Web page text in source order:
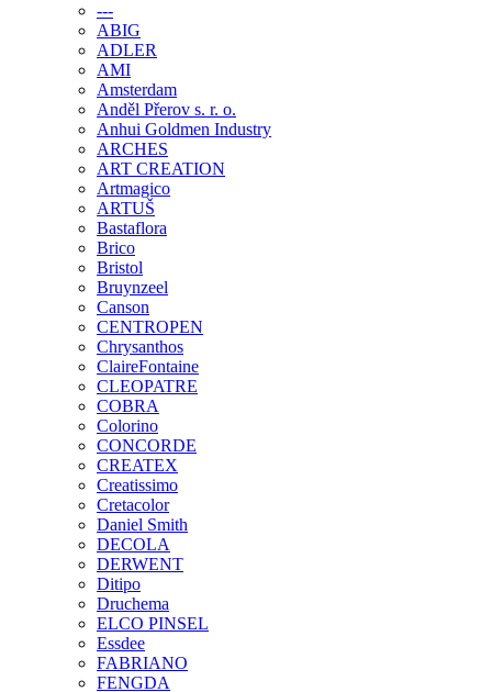
---
ABIG
ADLER
AMI
Amsterdam
Anděl Přerov s. r. o.
Anhui Goldmen Industry
ARCHES
ART CREATION
Artmagico
ARTUŠ
Bastaflora
Brico
Bristol
Bruynzeel
Canson
CENTROPEN
Chrysanthos
ClaireFontaine
CLEOPATRE
COBRA
Colorino
CONCORDE
CREATEX
Creatissimo
Cretacolor
Daniel Smith
DECOLA
DERWENT
Ditipo
Druchema
ELCO PINSEL
Essdee
FABRIANO
FENGDA